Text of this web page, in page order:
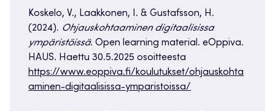
​​Koskelo, V., Laakkonen, I. & Gustafsson, H.
(2024). Ohjauskohtaaminen digitaalisissa
ympäristöissä. Open learning material. eOppiva.
HAUS. Haettu 30.5.2025 osoitteesta
https://www.eoppiva.fi/koulutukset/ohjauskohta
aminen-digitaalisissa-ymparistoissa/